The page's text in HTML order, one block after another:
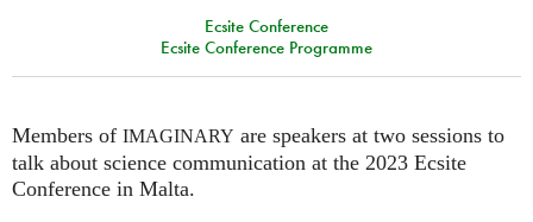
Ecsite Conference
Ecsite Conference Programme
Members of IMAGINARY are speakers at two sessions to
talk about science communication at the 2023 Ecsite
Conference in Malta.